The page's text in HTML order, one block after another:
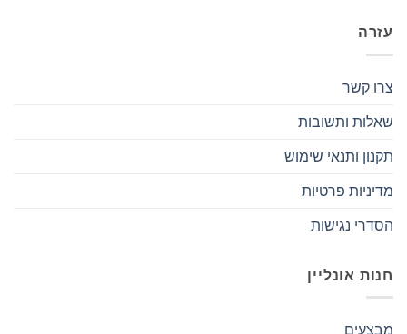
עזרה
צרו קשר
שאלות ותשובות
תקנון ותנאי שימוש
מדיניות פרטיות
הסדרי נגישות
חנות אונליין
מבצעים